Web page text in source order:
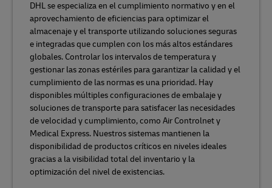
DHL se especializa en el cumplimiento normativo y en el
aprovechamiento de eficiencias para optimizar el
almacenaje y el transporte utilizando soluciones seguras
e integradas que cumplen con los más altos estándares
globales. Controlar los intervalos de temperatura y
gestionar las zonas estériles para garantizar la calidad y el
cumplimiento de las normas es una prioridad. Hay
disponibles múltiples configuraciones de embalaje y
soluciones de transporte para satisfacer las necesidades
de velocidad y cumplimiento, como Air Controlnet y
Medical Express. Nuestros sistemas mantienen la
disponibilidad de productos críticos en niveles ideales
gracias a la visibilidad total del inventario y la
optimización del nivel de existencias.